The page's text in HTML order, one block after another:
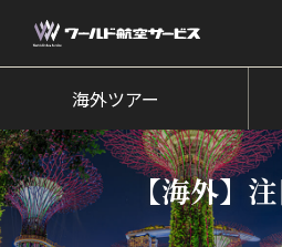
海外ツアー
国内ツアー
クルーズツアー
海外ツアー
【海外】